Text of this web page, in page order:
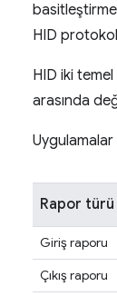
HID
HID iki
arasında
Uygulamalar
Rapor türü
Giriş raporu
Çıkış raporu